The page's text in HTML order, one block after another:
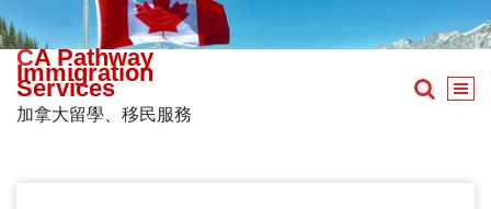
Skip
to
content
CA Pathway
Immigration
Services
加拿大留學、移民服務